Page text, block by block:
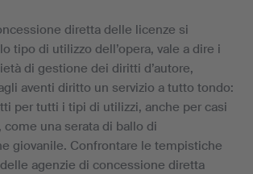
diretta delle licenze si
tipo di utilizzo dell’opera, vale a dire i
di gestione dei diritti d’autore,
aventi diritto un servizio a tutto tondo:
per tutti i tipi di utilizzi, anche per casi
una serata di ballo di
giovanile. Confrontare le tempistiche
agenzie di concessione diretta